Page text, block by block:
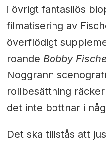
i övrigt fantasilös
filmatisering av
överflödigt
roande Bobby
Noggrann
rollbesättning
det inte bottnar i
Det ska tillstås att